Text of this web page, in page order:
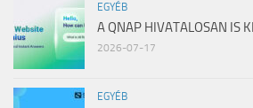
EGYÉB
A QNAP HIVATALOSAN IS
2026-07-17
EGYÉB